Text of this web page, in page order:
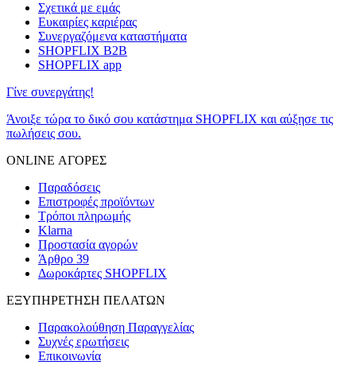
Σχετικά με εμάς
Ευκαιρίες καριέρας
Συνεργαζόμενα καταστήματα
SHOPFLIX B2B
SHOPFLIX app
Γίνε συνεργάτης!
Άνοιξε τώρα το δικό σου κατάστημα SHOPFLIX και αύξησε τις
πωλήσεις σου.
ONLINE ΑΓΟΡΕΣ
Παραδόσεις
Επιστροφές προϊόντων
Τρόποι πληρωμής
Klarna
Προστασία αγορών
Άρθρο 39
Δωροκάρτες SHOPFLIX
ΕΞΥΠΗΡΕΤΗΣΗ ΠΕΛΑΤΩΝ
Παρακολούθηση Παραγγελίας
Συχνές ερωτήσεις
Επικοινωνία